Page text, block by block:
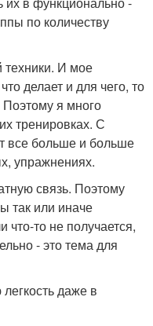
по количеству
техники. И мое
делает и для чего, то
Поэтому я много
тренировках. С
все больше и больше
упражнениях.
связь. Поэтому
так или иначе
то не получается,
- это тема для
даже в